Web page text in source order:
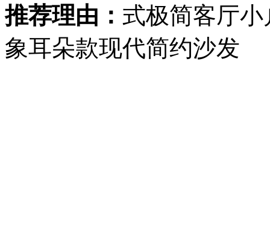
推荐理由： 式极简客厅
象耳朵款现代简约沙发